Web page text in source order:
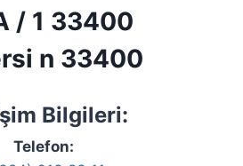
/ 1 33400
n 33400
Bilgileri:
Telefon: